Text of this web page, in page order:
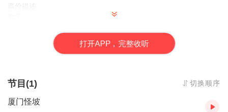
打开APP，完整收听
节目(1) 切换顺序
厦门怪坡